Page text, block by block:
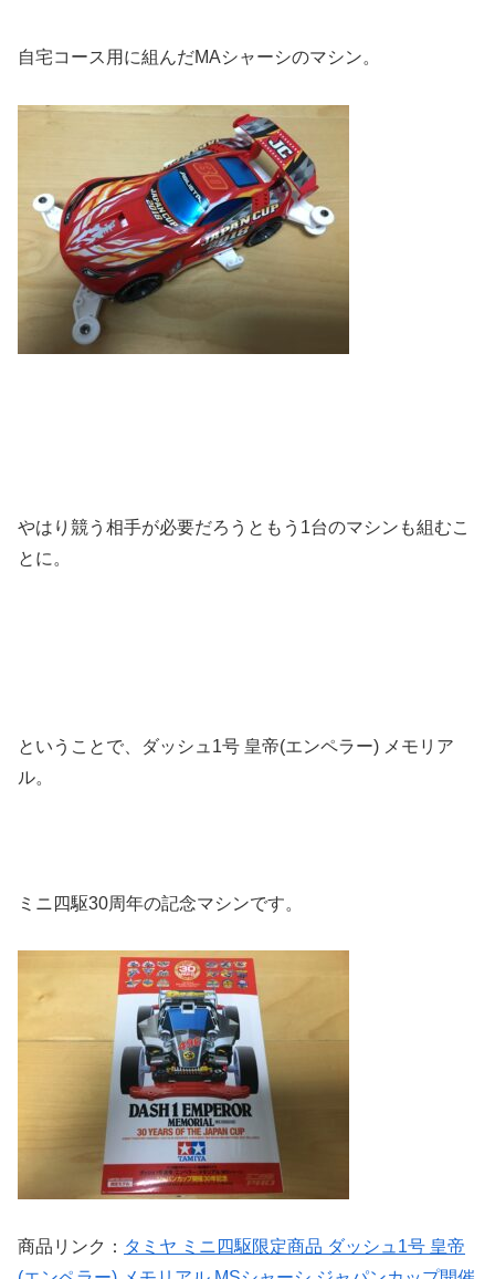
自宅コース用に組んだMAシャーシのマシン。
やはり競う相手が必要だろうともう1台のマシンも組むこ
とに。
ということで、ダッシュ1号 皇帝(エンペラー) メモリア
ル。
ミニ四駆30周年の記念マシンです。
商品リンク： タミヤ ミニ四駆限定商品 ダッシュ1号 皇帝